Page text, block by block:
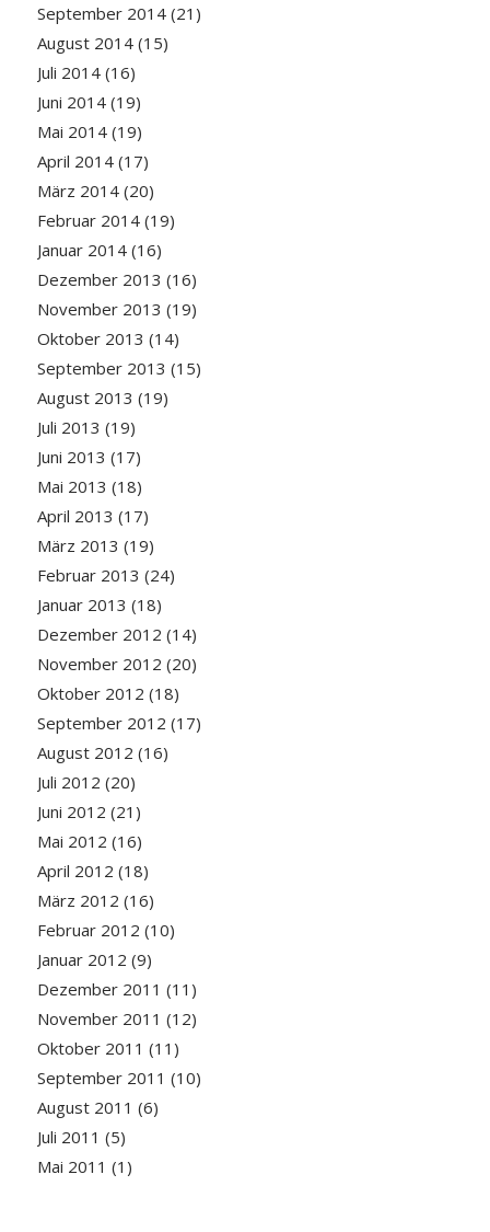
September 2014(21)
August 2014(15)
Juli 2014(16)
Juni 2014(19)
Mai 2014(19)
April 2014(17)
März 2014(20)
Februar 2014(19)
Januar 2014(16)
Dezember 2013 (16)
November 2013 (19)
Oktober 2013 (14)
September 2013 (15)
August 2013 (19)
Juli 2013 (19)
Juni 2013 (17)
Mai 2013 (18)
April 2013 (17)
März 2013 (19)
Februar 2013 (24)
Januar 2013 (18)
Dezember 2012 (14)
November 2012 (20)
Oktober 2012 (18)
September 2012 (17)
August 2012 (16)
Juli 2012 (20)
Juni 2012 (21)
Mai 2012 (16)
April 2012 (18)
März 2012 (16)
Februar 2012 (10)
Januar 2012 (9)
Dezember 2011 (11)
November 2011 (12)
Oktober 2011 (11)
September 2011 (10)
August 2011 (6)
Juli 2011 (5)
Mai 2011 (1)